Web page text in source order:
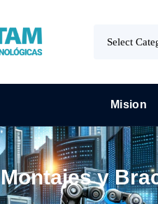
Mision
Montajes y